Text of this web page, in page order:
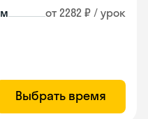
от 2282 ₽ / урок
Выбрать время